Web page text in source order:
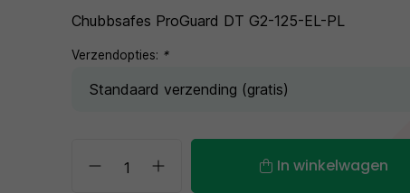
Chubbsafes ProGuard DT G2-125-EL-PL
Verzendopties: *
In winkelwagen